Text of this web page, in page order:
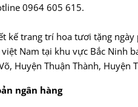
0964 605 615.
kế trang trí hoa tươi tặng
Nam tại khu vực Bắc Ninh
Huyện Thuận Thành, Huyện
ngân hàng